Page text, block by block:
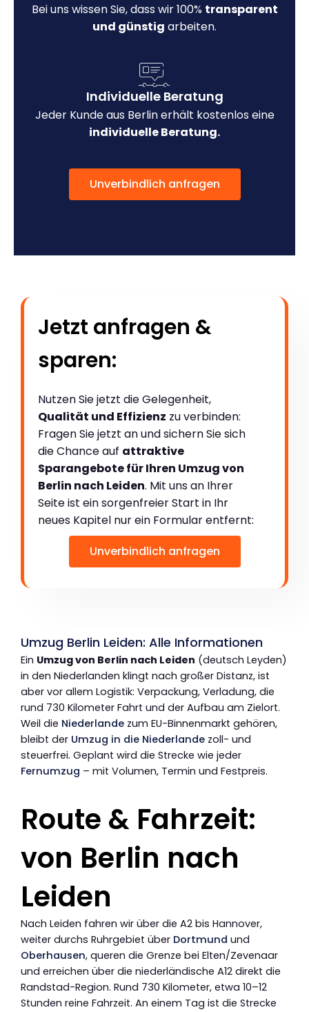
Bei uns wissen Sie, dass wir 100% transparent
und günstig arbeiten.
Individuelle Beratung
Jeder Kunde aus Berlin erhält kostenlos eine
individuelle Beratung.
Unverbindlich anfragen
Jetzt anfragen &
sparen:
Nutzen Sie jetzt die Gelegenheit,
Qualität und Effizienz zu verbinden:
Fragen Sie jetzt an und sichern Sie sich
die Chance auf attraktive
Sparangebote für Ihren Umzug von
Berlin nach Leiden. Mit uns an Ihrer
Seite ist ein sorgenfreier Start in Ihr
neues Kapitel nur ein Formular entfernt:
Unverbindlich anfragen
Umzug Berlin Leiden: Alle Informationen
Ein Umzug von Berlin nach Leiden (deutsch Leyden)
in den Niederlanden klingt nach großer Distanz, ist
aber vor allem Logistik: Verpackung, Verladung, die
rund 730 Kilometer Fahrt und der Aufbau am Zielort.
Weil die Niederlande zum EU-Binnenmarkt gehören,
bleibt der Umzug in die Niederlande zoll- und
steuerfrei. Geplant wird die Strecke wie jeder
Fernumzug – mit Volumen, Termin und Festpreis.
Route & Fahrzeit:
von Berlin nach
Leiden
Nach Leiden fahren wir über die A2 bis Hannover,
weiter durchs Ruhrgebiet über Dortmund und
Oberhausen, queren die Grenze bei Elten/Zevenaar
und erreichen über die niederländische A12 direkt die
Randstad-Region. Rund 730 Kilometer, etwa 10–12
Stunden reine Fahrzeit. An einem Tag ist die Strecke